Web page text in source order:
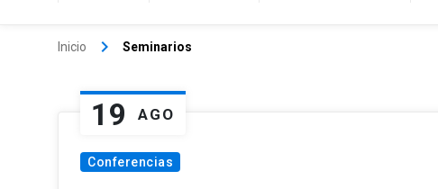
Inicio keyboard_arrow_right Seminarios
19 AGO
Conferencias